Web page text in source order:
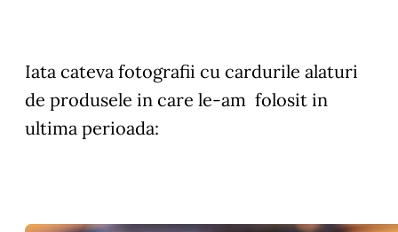
Iata cateva fotografii cu cardurile alaturi
de produsele in care le-am folosit in
ultima perioada: